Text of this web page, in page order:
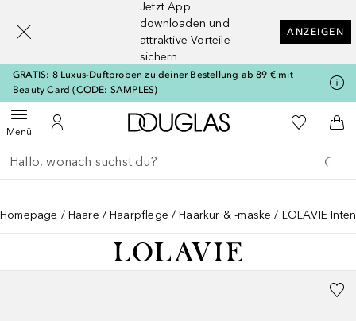
Jetzt App
downloaden und
attraktive Vorteile
sichern
ANZEIGEN
GRATIS: 8 Luxus-Duftproben zu deiner Bestellung ab 89 € mit
Beauty Card (CODE: SAMPLES)
MenüMenü öffnenZu Meinem Kundenkonto
Zur Douglas Startseite
Zu Meiner
Gehe zurück
Suche ausführen
Homepage Haare Haarpflege Haarkur & -maske LOLAVIE
[navigation.slideout.screenreader]